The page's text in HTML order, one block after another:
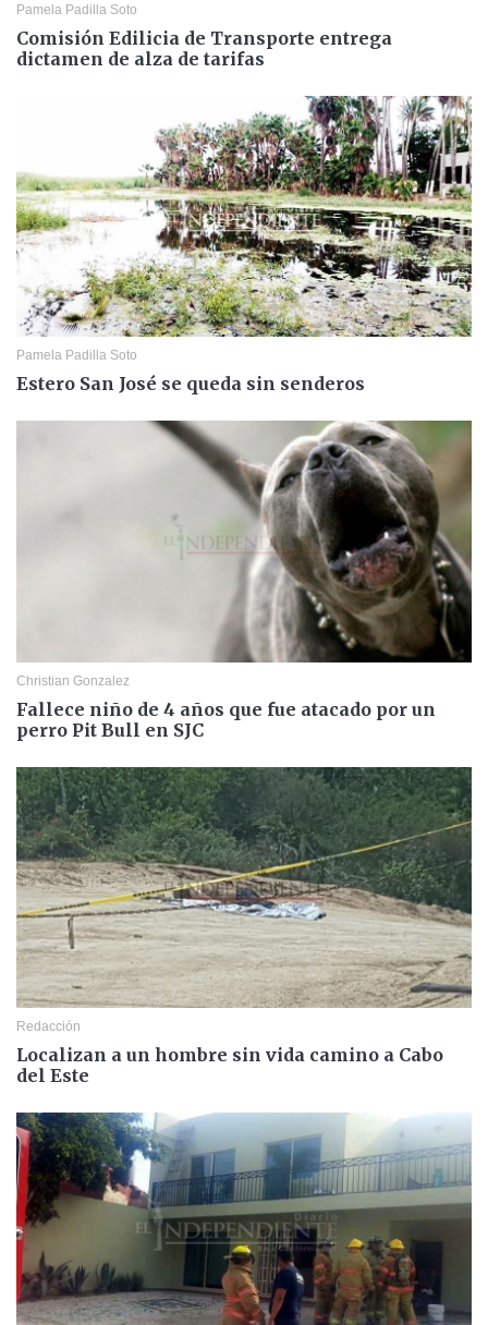
Pamela Padilla Soto
Comisión Edilicia de Transporte entrega
dictamen de alza de tarifas
Pamela Padilla Soto
Estero San José se queda sin senderos
Christian Gonzalez
Fallece niño de 4 años que fue atacado por un
perro Pit Bull en SJC
Redacción
Localizan a un hombre sin vida camino a Cabo
del Este